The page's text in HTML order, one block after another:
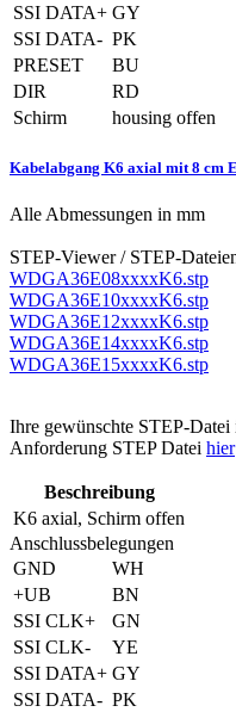
SSI DATA+ GY
SSI DATA- PK
PRESET
BU
DIR
RD
Schirm
housing offen
Kabelabgang K6 axial mit 8 cm
Alle Abmessungen in mm
STEP-Viewer / STEP-
WDGA36E08xxxxK6.stp
WDGA36E10xxxxK6.stp
WDGA36E12xxxxK6.stp
WDGA36E14xxxxK6.stp
WDGA36E15xxxxK6.stp
Ihre gewünschte STEP-
Anforderung STEP Datei hier
Beschreibung
K6 axial, Schirm offen
Anschlussbelegungen
GND
WH
+UB
BN
SSI CLK+
GN
SSI CLK-
YE
SSI DATA+ GY
SSI DATA- PK